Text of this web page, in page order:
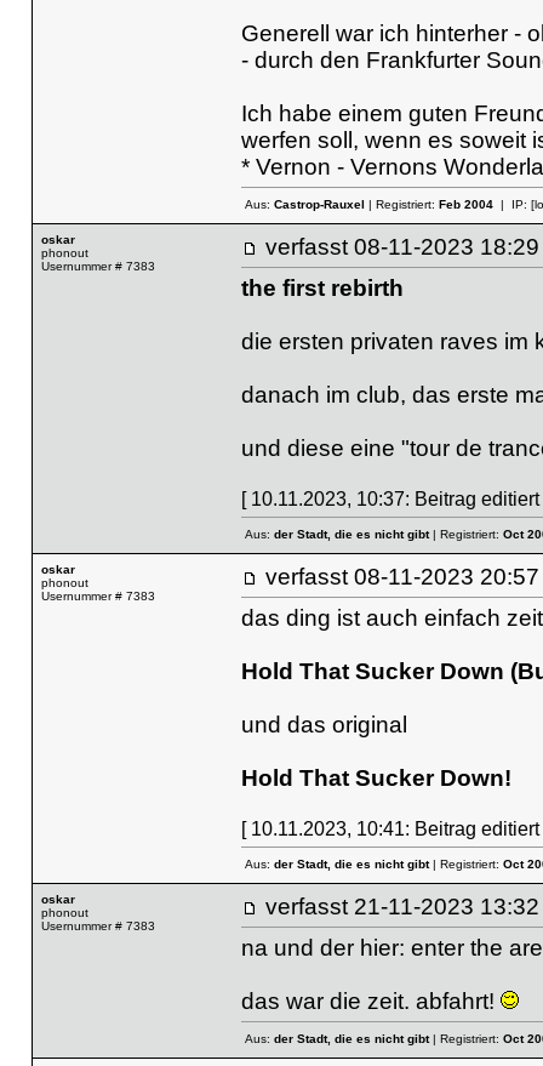
Generell war ich hinterher -
- durch den Frankfurter
Ich habe einem guten
werfen soll, wenn es soweit
* Vernon - Vernons
Aus: Castrop-Rauxel | Registriert: Feb 2004| IP:
oskar
phonout
Usernummer # 7383
verfasst 08-11-2023
the first rebirth
die ersten privaten raves im
danach im club, das erste
und diese eine "tour de
[ 10.11.2023, 10:37: Beitrag
Aus: der Stadt, die es nicht gibt| Registriert: Oct
oskar
phonout
Usernummer # 7383
verfasst 08-11-2023
das ding ist auch einfach
Hold That Sucker Down
und das original
Hold That Sucker Down!
[ 10.11.2023, 10:41: Beitrag
Aus: der Stadt, die es nicht gibt| Registriert: Oct
oskar
phonout
Usernummer # 7383
verfasst 21-11-2023
na und der hier: enter the
das war die zeit. abfahrt!
Aus: der Stadt, die es nicht gibt| Registriert: Oct